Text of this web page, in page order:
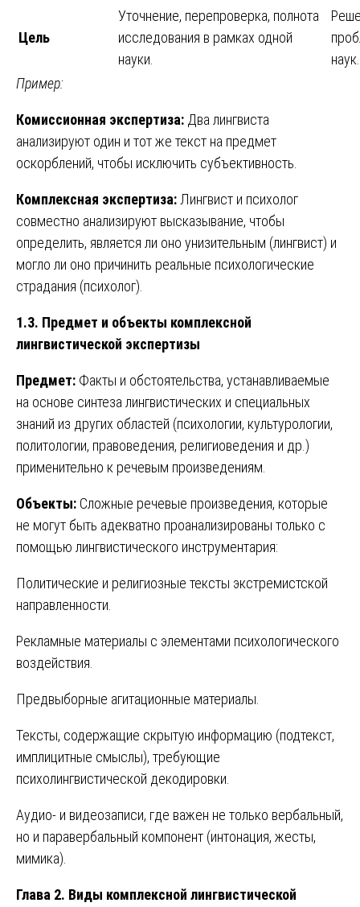
Цель
Уточнение, перепроверка, полнота
исследования в рамках одной
науки.
наук.
Пример:
Комиссионная экспертиза: Два лингвиста
анализируют один и тот же текст на предмет
оскорблений, чтобы исключить субъективность.
Комплексная экспертиза: Лингвист и психолог
совместно анализируют высказывание, чтобы
определить, является ли оно унизительным (лингвист) и
могло ли оно причинить реальные психологические
страдания (психолог).
1.3. Предмет и объекты комплексной
лингвистической экспертизы
Предмет: Факты и обстоятельства, устанавливаемые
на основе синтеза лингвистических и специальных
знаний из других областей (психологии, культурологии,
политологии, правоведения, религиоведения и др.)
применительно к речевым произведениям.
Объекты: Сложные речевые произведения, которые
не могут быть адекватно проанализированы только с
помощью лингвистического инструментария:
Политические и религиозные тексты экстремистской
направленности.
Рекламные материалы с элементами психологического
воздействия.
Предвыборные агитационные материалы.
Тексты, содержащие скрытую информацию (подтекст,
имплицитные смыслы), требующие
психолингвистической декодировки.
Аудио- и видеозаписи, где важен не только вербальный,
но и паравербальный компонент (интонация, жесты,
мимика).
Глава 2. Виды комплексной лингвистической